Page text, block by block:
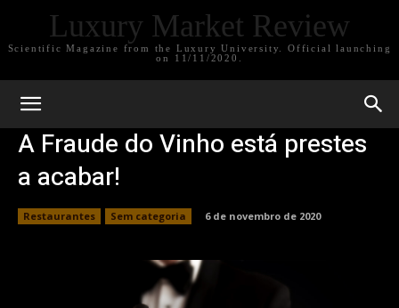
Luxury Market Review
Scientific Magazine from the Luxury University. Official launching
on 11/11/2020.
A Fraude do Vinho está prestes
a acabar!
Restaurantes Sem categoria 6 de novembro de 2020